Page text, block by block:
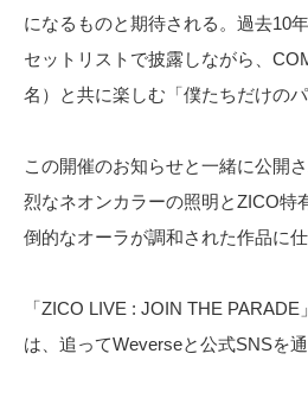
になるものと期待される。過去10
セットリストで披露しながら、
名）と共に楽しむ「僕たちだけの
この開催のお知らせと一緒に公開
烈なネオンカラーの照明とZICO特
倒的なオーラが調和された作品に仕
「ZICO LIVE : JOIN THE
は、追ってWeverseと公式SNSを